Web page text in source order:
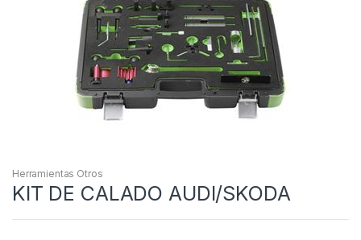
Herramientas Otros
KIT DE CALADO AUDI/SKODA